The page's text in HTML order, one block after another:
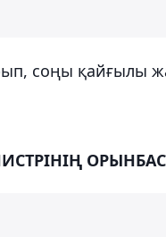
соңы қайғылы